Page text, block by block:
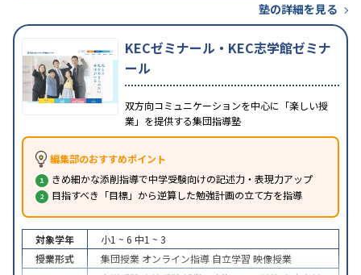
塾の詳細を見る
KECゼミナール・KEC志学館ゼミナ
ール
双方向コミュニケーションを中心に「楽しい授
業」を提供する集団指導塾
編集部のおすすめポイント
きめ細かな添削指導で中学受験向けの記述力・表現力アップ
目指すべき「目標」から逆算した勉強計画の立て方を指導
対象学年 小1 ~ 6 中1 ~ 3
授業形式
集団授業 オンライン指導 自立学習 映像授業